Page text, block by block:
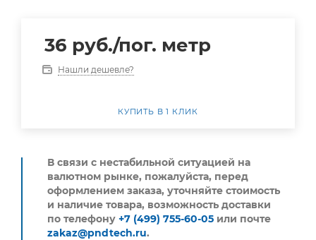
36 руб./пог. метр
Нашли дешевле?
КУПИТЬ В 1 КЛИК
В связи с нестабильной ситуацией на
валютном рынке, пожалуйста, перед
оформлением заказа, уточняйте стоимость
и наличие товара, возможность доставки
по телефону +7 (499) 755-60-05 или почте
zakaz@pndtech.ru.